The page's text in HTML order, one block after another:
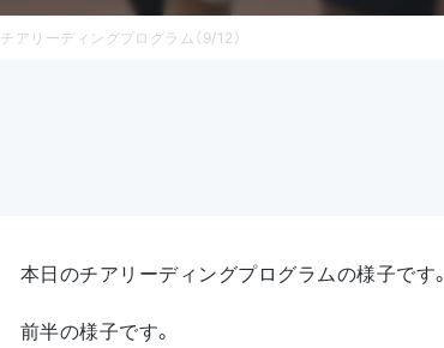
チアリーディングプログラム（9/12）
本日のチアリーディングプログラムの様子です。
前半の様子です。